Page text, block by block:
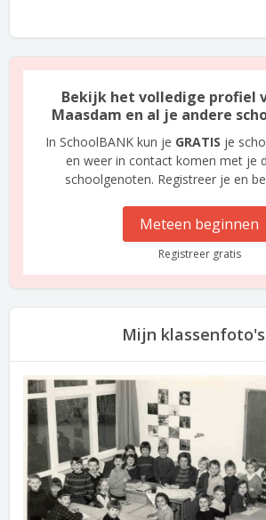
Bekijk het volledige profiel
Maasdam en al je andere
In SchoolBANK kun je GRATIS je
en weer in contact komen met je
schoolgenoten. Registreer je en
Meteen beginnen
Registreer gratis
Mijn klassenfoto's